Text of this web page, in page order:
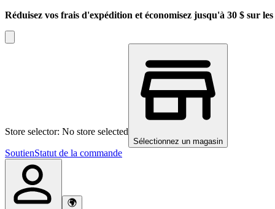
Réduisez vos frais d'expédition et économisez jusqu'à 30 $ sur
Store selector: No store selected
Sélectionnez un magasin
SoutienStatut de la commande